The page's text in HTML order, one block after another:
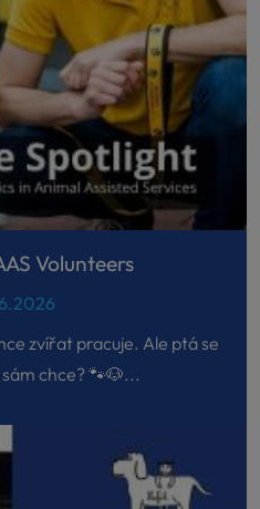
Volunteers
zvířat pracuje. Ale ptá se
chce? 🐾🐶...